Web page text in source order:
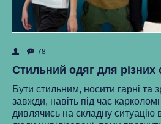
78
Стильний одяг для різних
Бути стильним, носити гарні та
завжди, навіть під час
дивлячись на складну ситуацію в